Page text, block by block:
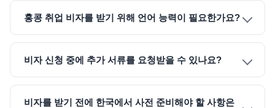
홍콩 취업 비자를 받기 위해 언어 능력이 필요한가요?
비자 신청 중에 추가 서류를 요청받을 수 있나요?
비자를 받기 전에 한국에서 사전 준비해야 할 사항은